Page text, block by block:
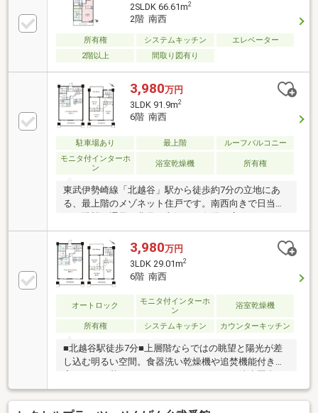
2SLDK 66.61m2
2階 南西
所有権 システムキッチン
エレベーター
2階以上
間取り図有り
3,980万円
3LDK 91.9m2
6階 南西
駐車場あり 最上階
ルーフバルコニー
モニタ付インターホ
ン
浴室乾燥機 所有権
東武伊勢崎線「北越谷」駅から徒歩約7分の立地にあ
る、最上階のメゾネット住戸です。南西向きで日当た
ーフバルコニーが備わっています。令和5年には大規
模修繕工事、令和8年には内装のリフォームが実施さ
れ、室内は大変綺麗です。周辺には小学校やスーパー
が徒歩10分圏内に揃い、生活環境も充実しています。
3,980万円
3LDK 29.01m2
6階 南西
オートロック
モニタ付インターホ
ン
浴室乾燥機
所有権 システムキッチン カウンターキッチン
■北越谷駅徒歩7分■上層階ならではの眺望と陽光が差
し込む明るい空間。食器洗い乾燥機や追焚機能付き浴
スーパーやドラッグストアあり